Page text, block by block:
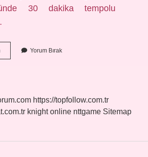
30 dakika tempolu
Neresi
Yorum Bırak
https://topfollow.com.tr
knight online nttgame Sitemap